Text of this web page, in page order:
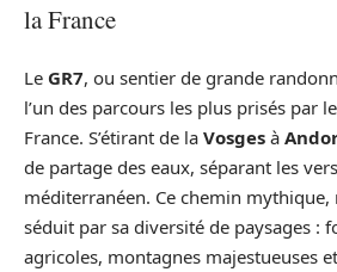
la France
Le GR7, ou sentier de grande
l’un des parcours les plus prisés par
France. S’étirant de la Vosges à
de partage des eaux, séparant les
méditerranéen. Ce chemin
séduit par sa diversité de paysages :
agricoles, montagnes majestueuses